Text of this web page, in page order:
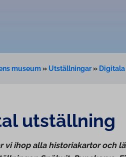
museum» Utställningar»
utställning
vi ihop alla historiakartor och